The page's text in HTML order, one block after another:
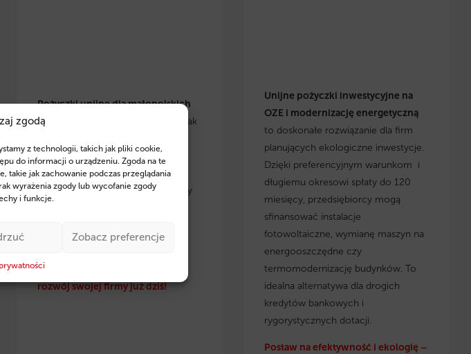
zgodą
z technologii, takich jak pliki cookie,
do informacji o urządzeniu. Zgoda na te
takie jak zachowanie podczas przeglądania
wyrażenia zgody lub wycofanie zgody
i funkcje.
Zobacz preferencje
Pożyczki unijne dla małopolskich
przedsiębiorców
– dowiedz się, jak
pożyczek na rozwój, inwestycje i
odnawialne źródła energii. Zyskaj
wsparcie ekspertów Fintaxis, którzy
finansowania.
Sprawdź szczegóły i postaw na
rozwój swojej firmy już dziś!
Unijne pożyczki inwestycyjne na
OZE i modernizację energetyczną
to doskonałe rozwiązanie dla firm
planujących ekologiczne inwestycje.
Dzięki preferencyjnym warunkom i
długiemu okresowi spłaty do 120
miesięcy, przedsiębiorcy mogą
sfinansować instalacje
fotowoltaiczne, wymianę maszyn na
energooszczędne czy
termomodernizację budynków. To
idealna alternatywa dla drogich
kredytów bankowych i
rygorystycznych dotacji.
Postaw na efektywność i ekologię –